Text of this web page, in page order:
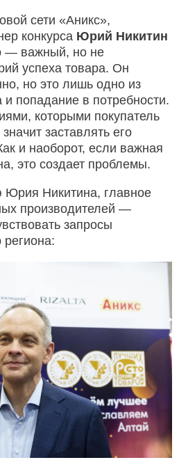
сети «Аникс»,
конкурса Юрий Никитин
— важный, но не
успеха товара. Он
но это лишь одно из
попадание в потребности.
которыми покупатель
заставлять его
и наоборот, если важная
это создает проблемы.
Никитина, главное
производителей —
запросы
региона: